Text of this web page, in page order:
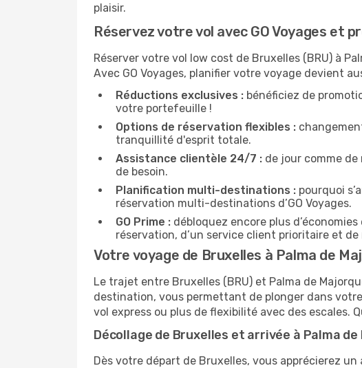
plaisir.
Réservez votre vol avec GO Voyages et
Réserver votre vol low cost de Bruxelles (BRU) à
Avec GO Voyages, planifier votre voyage devient
Réductions exclusives : bénéficiez de
votre portefeuille !
Options de réservation flexibles :
tranquillité d'esprit totale.
Assistance clientèle 24/7 : de jour comme
de besoin.
Planification multi-destinations : pourquoi
réservation multi-destinations d’GO Voyages.
GO Prime : débloquez encore plus
réservation, d’un service client prioritaire et
Votre voyage de Bruxelles à Palma de
Le trajet entre Bruxelles (BRU) et Palma de
destination, vous permettant de plonger dans
vol express ou plus de flexibilité avec des escales.
Décollage de Bruxelles et arrivée à Palma
Dès votre départ de Bruxelles, vous apprécierez